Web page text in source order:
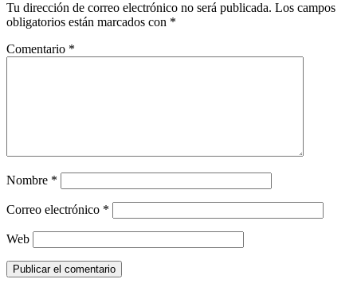
Tu dirección de correo electrónico no será publicada. Los campos
obligatorios están marcados con *
Comentario *
Nombre *
Correo electrónico *
Web